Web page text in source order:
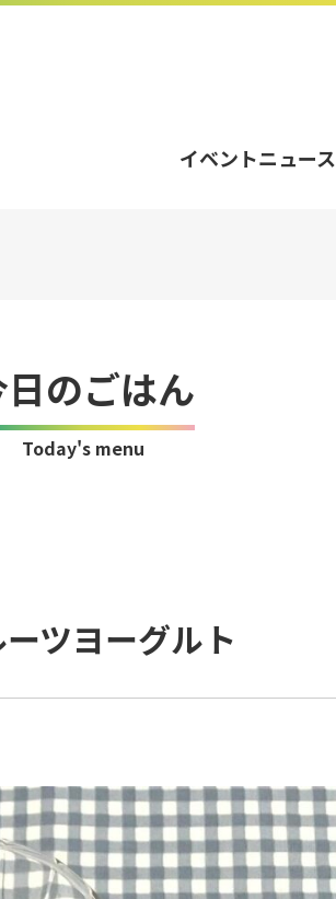
イベントニュース
のごはん
Today's menu
ツヨーグルト